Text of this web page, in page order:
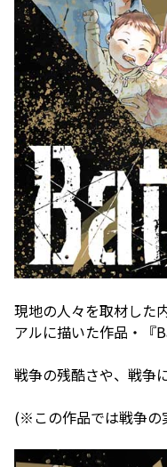
現地の人々を取材した
アルに描いた作品・『
戦争の残酷さや、戦争
(※この作品では戦争の